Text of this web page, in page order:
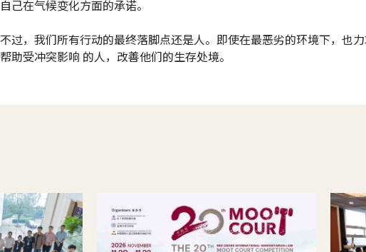
自己在气候变化方面的承诺。
不过，我们所有行动的最终落脚点还是人。即使在最恶劣的环境下，也
帮助受冲突影响 的人，改善他们的生存处境。